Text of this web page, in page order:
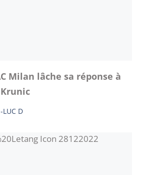
Milan lâche sa réponse à
LUC D